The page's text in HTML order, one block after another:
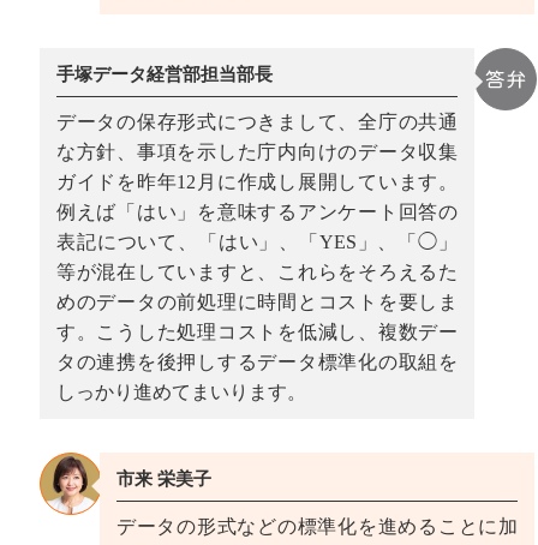
手塚データ経営部担当部長
データの保存形式につきまして、全庁の共通
な方針、事項を示した庁内向けのデータ収集
ガイドを昨年12月に作成し展開しています。
例えば「はい」を意味するアンケート回答の
表記について、「はい」、「YES」、「◯」
等が混在していますと、これらをそろえるた
めのデータの前処理に時間とコストを要しま
す。こうした処理コストを低減し、複数デー
タの連携を後押しするデータ標準化の取組を
しっかり進めてまいります。
市来 栄美子
データの形式などの標準化を進めることに加